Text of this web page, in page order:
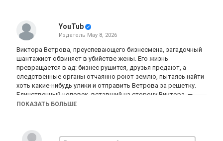
YouTub
Издатель May 8, 2026
Виктора Ветрова, преуспевающего бизнесмена, загадочный
шантажист обвиняет в убийстве жены. Его жизнь
превращается в ад: бизнес рушится, друзья предают, а
следственные органы отчаянно роют землю, пытаясь найти
хоть какие-нибудь улики и отправить Ветрова за решетку.
Единственный человек, вставший на сторону Виктора, —
бывшая возлюбленная, следователь СК Инга Альмэ…
Сериалы
ПОКАЗАТЬ БОЛЬШЕ